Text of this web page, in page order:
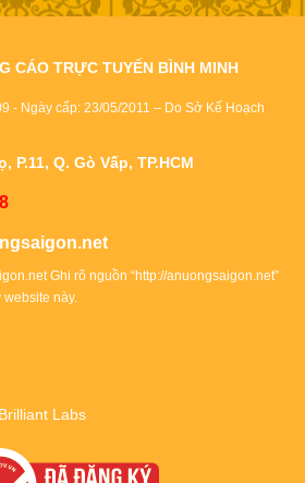
CÁO TRỰC TUYẾN BÌNH MINH
- Ngày cấp: 23/05/2011 – Do Sở Kế Hoạch
P.11, Q. Gò Vấp, TP.HCM
Ghi rõ nguồn “http://anuongsaigon.net”
website này.
Labs